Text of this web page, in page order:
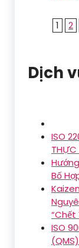
1 2
Dịch
ISO
THỰC
Bố
“Chết
ISO
(QMS)